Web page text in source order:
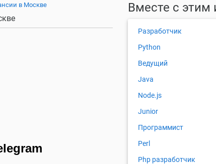
в Москве Вместе с этим
Разработчик
Python
Ведущий
Java
Node.js
Junior
Программист
Perl
Php разработчик